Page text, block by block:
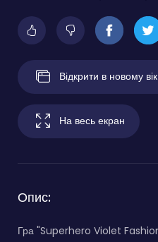
Відкрити в новому
На весь екран
Опис:
Гра "Superhero Violet